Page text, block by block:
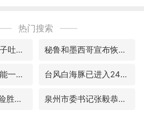
热门搜索
名创优品回应女子吐槽内裤质量差 秘鲁和墨西哥宣布恢复外交关系
全球首个长时储能一体化产业园量产 台风白海豚已进入24小时警戒线
中国女篮70-67险胜尼日利亚女篮 泉州市委书记张毅恭被查